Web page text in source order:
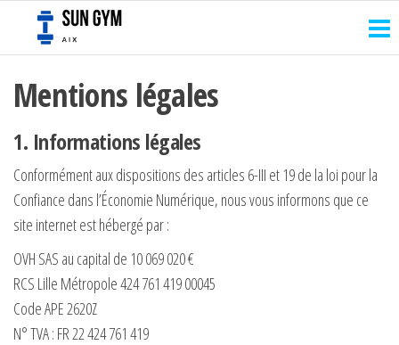
contenu
gym
aix
contrôle
corps
Mentions légales
1. Informations légales
Conformément aux dispositions des articles 6-III et 19 de la loi pour la
Confiance dans l’Économie Numérique, nous vous informons que ce
site internet est hébergé par :
OVH SAS au capital de 10 069 020 €
RCS Lille Métropole 424 761 419 00045
Code APE 2620Z
N° TVA : FR 22 424 761 419